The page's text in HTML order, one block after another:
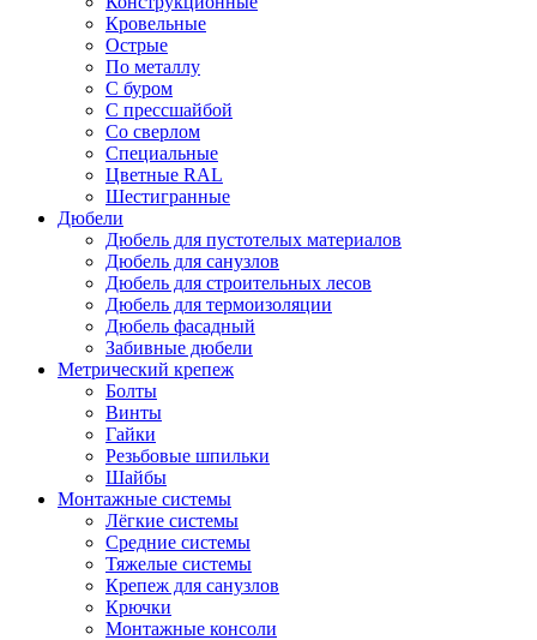
Кровельные
Острые
По металлу
С буром
С прессшайбой
Со сверлом
Специальные
Цветные RAL
Шестигранные
Дюбели
Дюбель для пустотелых материалов
Дюбель для санузлов
Дюбель для строительных лесов
Дюбель для термоизоляции
Дюбель фасадный
Забивные дюбели
Метрический крепеж
Болты
Винты
Гайки
Резьбовые шпильки
Шайбы
Монтажные системы
Лёгкие системы
Средние системы
Тяжелые системы
Крепеж для санузлов
Крючки
Монтажные консоли